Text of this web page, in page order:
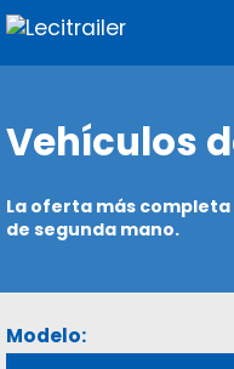
Vehículos
La oferta más
de segunda mano.
Modelo: